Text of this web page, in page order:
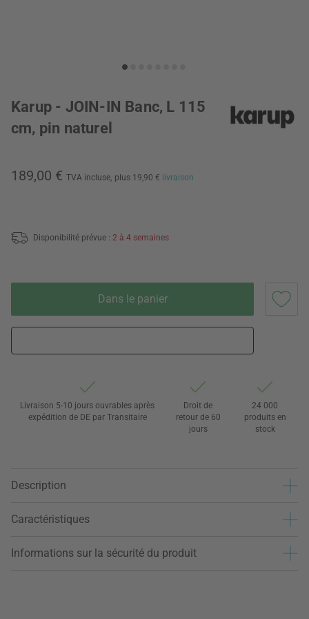
Karup - JOIN-IN Banc, L 115
cm, pin naturel
189,00 € TVA incluse, plus 19,90 € livraison
Disponibilité prévue : 2 à 4 semaines
Dans le panier
Livraison 5-10 jours ouvrables après
expédition de DE par Transitaire
Droit de
retour de 60
jours
24 000
produits en
stock
Description
Caractéristiques
Informations sur la sécurité du produit